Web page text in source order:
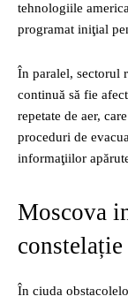
tehnologiile
programat iniţial
În paralel, sectorul
continuă să fie
repetate de aer,
proceduri de
informaţiilor
Moscova
constelație
În ciuda